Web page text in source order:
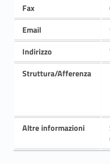
Fax
Email
Indirizzo
Struttura/Afferenza
Altre informazioni